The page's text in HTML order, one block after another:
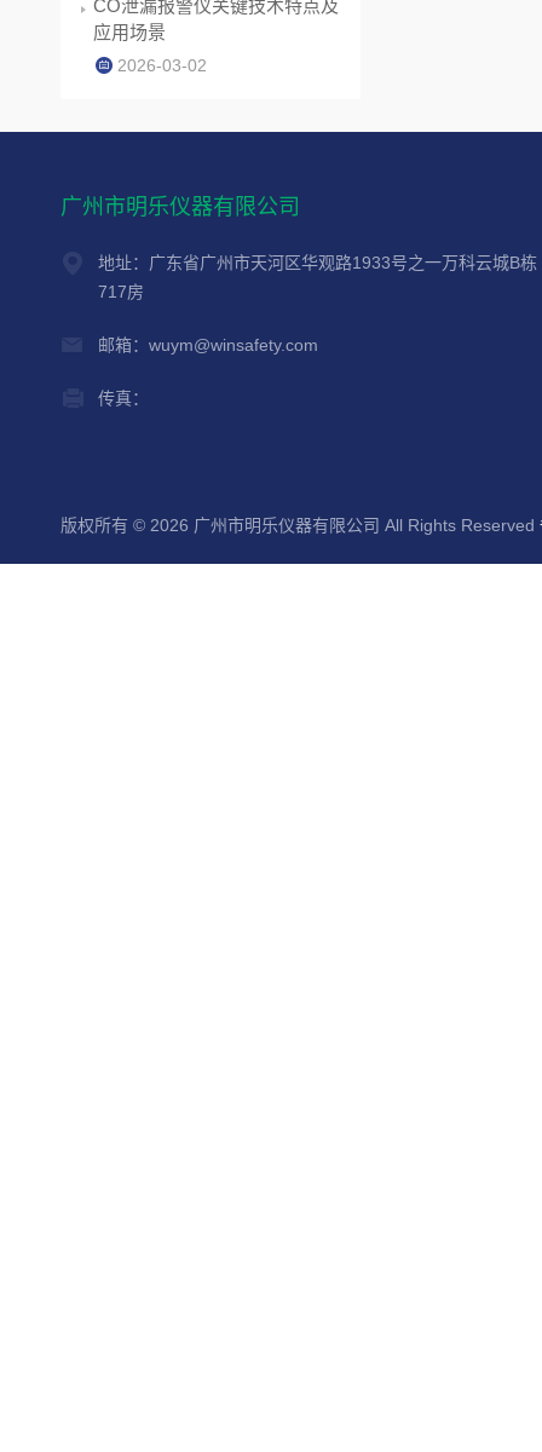
CO泄漏报警仪关键技术特点及
应用场景
2026-03-02
广州市明乐仪器有限公司
地址：广东省广州市天河区华观路1933号之一万科云城B栋
717房
邮箱：wuym@winsafety.com
传真：
版权所有 © 2026 广州市明乐仪器有限公司 All Rights Reserved